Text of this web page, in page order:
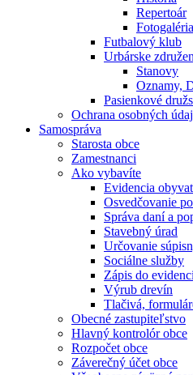
Repertoár
Fotogaléria
Futbalový klub
Urbárske
Stanovy
Oznamy,
Pasienkové
Ochrana osobných
Samospráva
Starosta obce
Zamestnanci
Ako vybavíte
Evidencia
Osvedčovanie
Správa daní a
Stavebný úrad
Určovanie
Sociálne služby
Zápis do
Výrub drevín
Tlačivá,
Obecné zastupiteľstvo
Hlavný kontrolór obce
Rozpočet obce
Záverečný účet obce